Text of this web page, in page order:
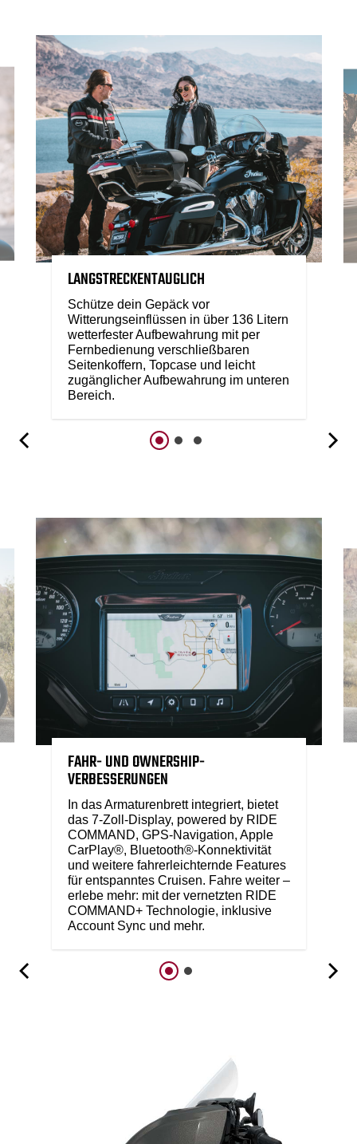
LANGSTRECKENTAUGLICH
Schütze dein Gepäck vor
Witterungseinflüssen in über 136 Litern
wetterfester Aufbewahrung mit per
Fernbedienung verschließbaren
Seitenkoffern, Topcase und leicht
zugänglicher Aufbewahrung im unteren
Bereich.
FAHR- UND OWNERSHIP-
VERBESSERUNGEN
In das Armaturenbrett integriert, bietet
das 7-Zoll-Display, powered by RIDE
COMMAND, GPS-Navigation, Apple
CarPlay®, Bluetooth®-Konnektivität
und weitere fahrerleichternde Features
für entspanntes Cruisen. Fahre weiter –
erlebe mehr: mit der vernetzten RIDE
COMMAND+ Technologie, inklusive
Account Sync und mehr.